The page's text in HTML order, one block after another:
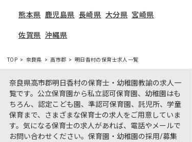
熊本県 鹿児島県 長崎県 大分県 宮崎県
佐賀県 沖縄県
TOP 奈良県 高市郡 明日香村の保育士求人一覧
奈良県高市郡明日香村の保育士・幼稚園教諭の求人一
覧です。公立保育園から私立認可保育園、幼稚園はも
ちろん、認定こども園、準認可保育園、託児所、学童
保育まで、さまざまな保育士の求人をご用意していま
す。気になる保育士の求人があれば、電話やメールで
お問い合わせください。保育園・幼稚園の採用/募集